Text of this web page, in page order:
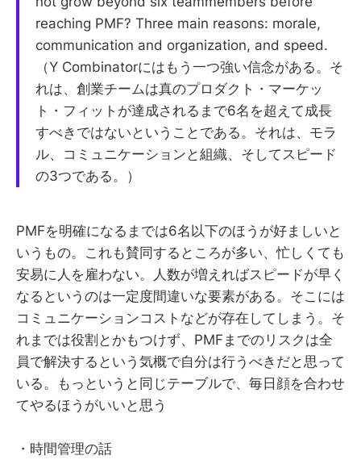
reaching PMF? Three main reasons: morale,
communication and organization, and speed.
（Y Combinatorにはもう一つ強い信念がある。そ
れは、創業チームは真のプロダクト・マーケッ
ト・フィットが達成されるまで6名を超えて成長
すべきではないということである。それは、モラ
ル、コミュニケーションと組織、そしてスピード
の3つである。）
PMFを明確になるまでは6名以下のほうが好ましいと
いうもの。これも賛同するところが多い、忙しくても
安易に人を雇わない。人数が増えればスピードが早く
なるというのは一定度間違いな要素がある。そこには
コミュニケーションコストなどが存在してしまう。そ
れまでは役割とかもつけず、PMFまでのリスクは全
員で解決するという気概で自分は行うべきだと思って
いる。もっというと同じテーブルで、毎日顔を合わせ
てやるほうがいいと思う
・時間管理の話